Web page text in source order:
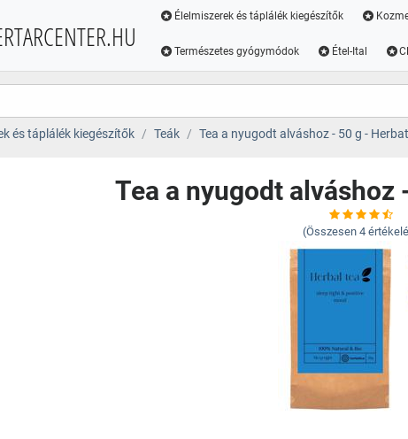
Élelmiszerek és táplálék kiegészítők
Természetes gyógymódok Étel-Ital
és táplálék kiegészítők Teák Tea a nyugodt alváshoz - 50 g -
Tea a nyugodt alváshoz
(Összesen 4